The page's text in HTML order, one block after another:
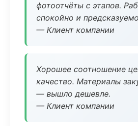
фотоотчёты с этапов.
спокойно и
— Клиент компании
Хорошее соотношение
качество. Материалы
— вышло дешевле.
— Клиент компании